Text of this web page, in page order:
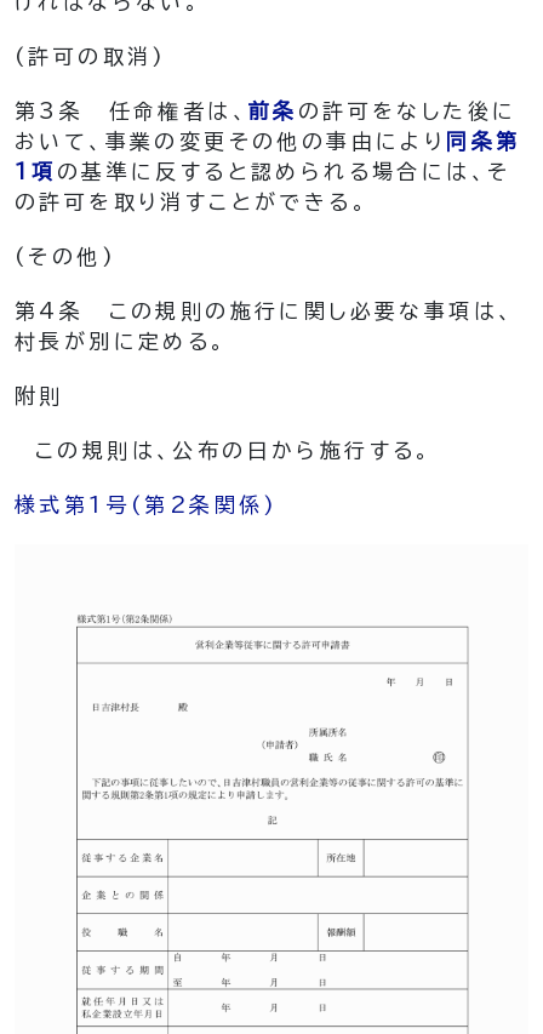
(許可の取消)
第3条 任命権者は、前条 の許可をなした後に
おいて、事業の変更その他の事由により 同条第
1項 の基準に反すると認められる場合には、そ
の許可を取り消すことができる。
(その他)
第4条
この規則の施行に関し必要な事項は、
村長が別に定める。
附 則
この規則は、公布の日から施行する。
様式第1号 (第2条関係)